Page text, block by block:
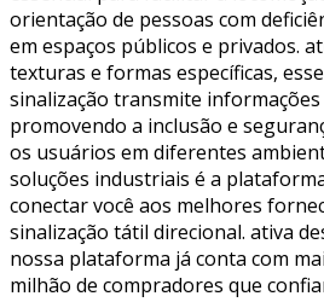
orientação de pessoas com
em espaços públicos e privados.
texturas e formas específicas,
sinalização transmite
promovendo a inclusão e
os usuários em diferentes
soluções industriais é a
conectar você aos melhores
sinalização tátil direcional. ativa
nossa plataforma já conta com
milhão de compradores que